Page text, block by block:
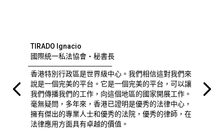
TIRADO Ignacio
國際統一私法協會・秘書長
香港特別行政區是世界級中心。我們相信這對我們來
說是一個完美的平台。它是一個完美的平台，可以讓
我們傳播我們的工作，向這個地區的國家開展工作。
毫無疑問，多年來，香港已證明是優秀的法律中心，
擁有傑出的專業人士和優秀的法院，優秀的律師，在
法律應用方面具有卓越的價值。